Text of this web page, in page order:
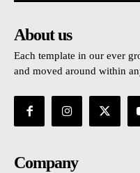
About us
Each template in our ever
and moved around within
Company